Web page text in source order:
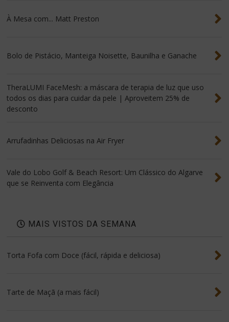
À Mesa com... Matt Preston
Bolo de Pistácio, Manteiga Noisette, Baunilha e Ganache
TheraLUMI FaceMesh: a máscara de terapia de luz que uso
todos os dias para cuidar da pele | Aproveitem 25% de
desconto
Arrufadinhas Deliciosas na Air Fryer
Vale do Lobo Golf & Beach Resort: Um Clássico do Algarve
que se Reinventa com Elegância
MAIS VISTOS DA SEMANA
Torta Fofa com Doce (fácil, rápida e deliciosa)
Tarte de Maçã (a mais fácil)